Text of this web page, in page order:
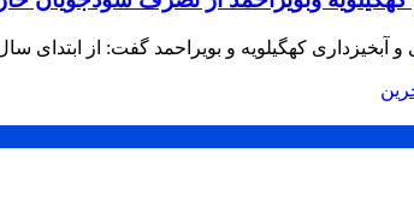
بویراحمد گفت: از ابتدای سال جاری تاکنون ۱۵۲ هکتار عرصه ملی شهرستان های مختلف استان از تصرف